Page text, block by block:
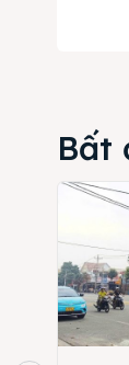
Bất